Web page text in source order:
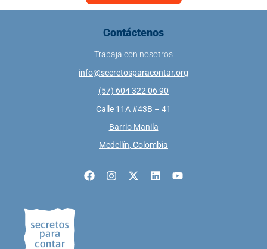
Contáctenos
Trabaja con nosotros
info@secretosparacontar.org
(57) 604 322 06 90
Calle 11A #43B – 41
Barrio Manila
Medellín, Colombia